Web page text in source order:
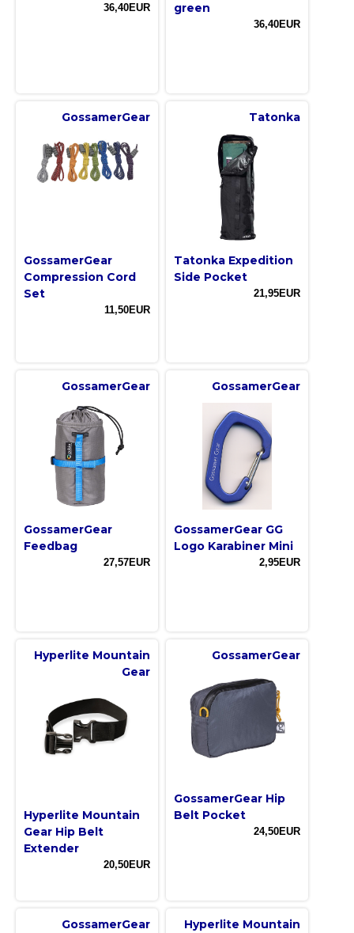
36,40EUR
green
36,40EUR
GossamerGear
GossamerGear
Compression Cord
Set
11,50EUR
Tatonka
Tatonka Expedition
Side Pocket
21,95EUR
GossamerGear
GossamerGear
Feedbag
27,57EUR
GossamerGear
GossamerGear GG
Logo Karabiner Mini
2,95EUR
Hyperlite Mountain
Gear
Hyperlite Mountain
Gear Hip Belt
Extender
20,50EUR
GossamerGear
GossamerGear Hip
Belt Pocket
24,50EUR
GossamerGear
Hyperlite Mountain